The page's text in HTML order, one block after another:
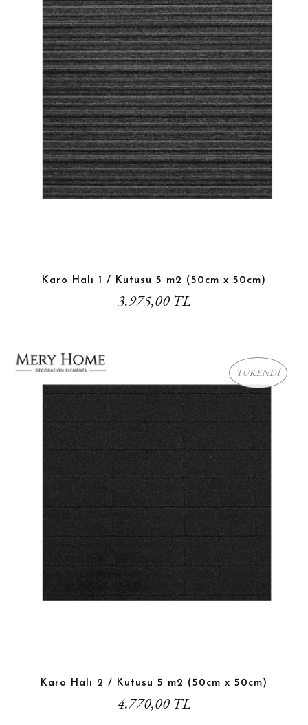
Karo Halı 1 / Kutusu 5 m2 (50cm x 50cm)
3.975,00 TL
TÜKENDİ
Karo Halı 2 / Kutusu 5 m2 (50cm x 50cm)
4.770,00 TL